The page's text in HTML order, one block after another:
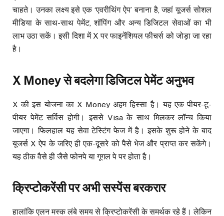
चाहते। उनका लक्ष्य इसे एक ‘एवरीथिंग ऐप’ बनाना है, जहां यूजर्स सोशल
मीडिया के साथ-साथ पेमेंट, शॉपिंग और अन्य डिजिटल सेवाओं का भी
लाभ उठा सकें। इसी दिशा में X पर फाइनेंशियल फीचर्स को जोड़ा जा रहा
है।
X Money से बदलेगा डिजिटल पेमेंट अनुभव
X की इस योजना का X Money अहम हिस्सा है। यह एक पीयर-टू-
पीयर पेमेंट सर्विस होगी। इससे Visa के साथ मिलकर लॉन्च किया
जाएगा। फिलहाल यह सेवा टेस्टिंग फेज में है। इसके शुरू होने के बाद
यूजर्स X ऐप के जरिए ही एक-दूसरे को पैसे भेज और प्राप्त कर सकेंगे।
यह ठीक वैसे ही जैसे फोनपे या गूगल पे पर होता है।
क्रिप्टोकरेंसी पर अभी सस्पेंस बरकरार
हालांकि एलन मस्क लंबे समय से क्रिप्टोकरेंसी के समर्थक रहे हैं। लेकिन